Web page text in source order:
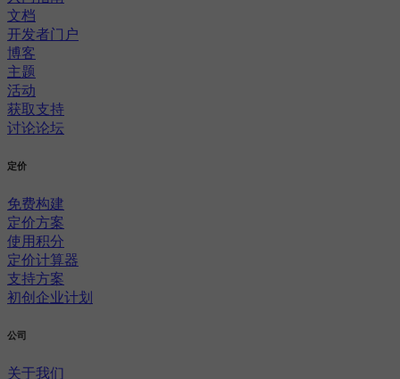
文档
开发者门户
博客
主题
活动
获取支持
讨论论坛
定价
免费构建
定价方案
使用积分
定价计算器
支持方案
初创企业计划
公司
关于我们